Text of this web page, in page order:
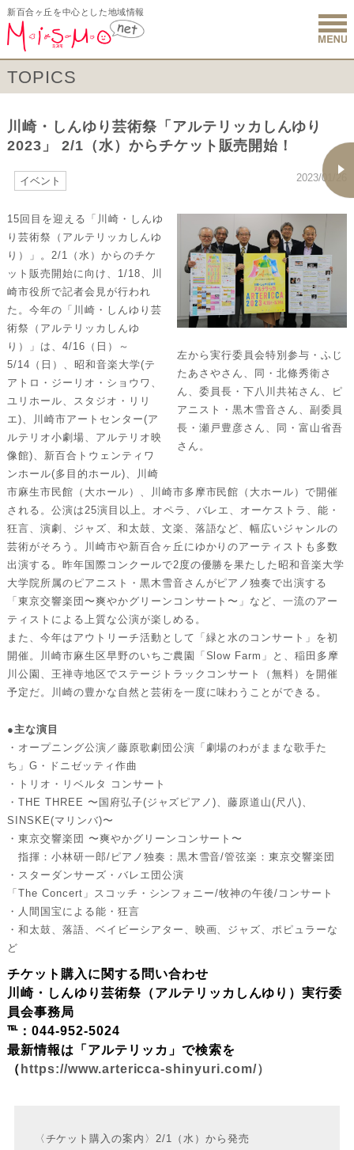
新百合ヶ丘を中心とした地域情報
新百合ヶ
TOPICS
川崎・しんゆり芸術祭「アルテリッカしんゆり
2023」 2/1（水）からチケット販売開始！
2023/01/26
イベント
左から実行委員会特別参与・ふじ
たあさやさん、同・北條秀衛さ
ん、委員長・下八川共祐さん、ピ
アニスト・黒木雪音さん、副委員
長・瀬戸豊彦さん、同・富山省吾
さん。
15回目を迎える「川崎・しんゆ
り芸術祭（アルテリッカしんゆ
り）」。2/1（水）からのチケ
ット販売開始に向け、1/18、川
崎市役所で記者会見が行われ
た。今年の「川崎・しんゆり芸
術祭（アルテリッカしんゆ
り）」は、4/16（日）～
5/14（日）、昭和音楽大学(テ
アトロ・ジーリオ・ショウワ、
ユリホール、スタジオ・リリ
エ)、川崎市アートセンター(ア
ルテリオ小劇場、アルテリオ映
像館)、新百合トウェンティワ
ンホール(多目的ホール)、川崎
市麻生市民館（大ホール）、川崎市多摩市民館（大ホール）で開催
される。公演は25演目以上。オペラ、バレエ、オーケストラ、能・
狂言、演劇、ジャズ、和太鼓、文楽、落語など、幅広いジャンルの
芸術がそろう。川崎市や新百合ヶ丘にゆかりのアーティストも多数
出演する。昨年国際コンクールで2度の優勝を果たした昭和音楽大学
大学院所属のピアニスト・黒木雪音さんがピアノ独奏で出演する
「東京交響楽団〜爽やかグリーンコンサート〜」など、一流のアー
ティストによる上質な公演が楽しめる。
また、今年はアウトリーチ活動として「緑と水のコンサート」を初
開催。川崎市麻生区早野のいちご農園「Slow Farm」と、稲田多摩
川公園、王禅寺地区でステージトラックコンサート（無料）を開催
予定だ。川崎の豊かな自然と芸術を一度に味わうことができる。
●主な演目
・オープニング公演／藤原歌劇団公演「劇場のわがままな歌手た
ち」G・ドニゼッティ作曲
・トリオ・リベルタ コンサート
・THE THREE 〜国府弘子(ジャズピアノ)、藤原道山(尺八)、
SINSKE(マリンバ)〜
・東京交響楽団 〜爽やかグリーンコンサート〜
指揮：小林研一郎/ピアノ独奏：黒木雪音/管弦楽：東京交響楽団
・スターダンサーズ・バレエ団公演
「The Concert」スコッチ・シンフォニー/牧神の午後/コンサート
・人間国宝による能・狂言
・和太鼓、落語、ベイビーシアター、映画、ジャズ、ポピュラーな
ど
チケット購入に関する問い合わせ
川崎・しんゆり芸術祭（アルテリッカしんゆり）実行委
員会事務局
℡：044-952-5024
最新情報は「アルテリッカ」で検索を
（ https://www.artericca-shinyuri.com/）
〈チケット購入の案内〉2/1（水）から発売